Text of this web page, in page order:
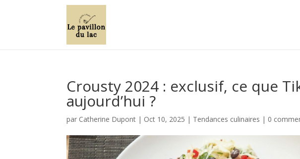
Crousty 2024 : exclusif, ce que
aujourd’hui ?
par Catherine Dupont | Oct 10, 2025 | Tendances culinaires | 0